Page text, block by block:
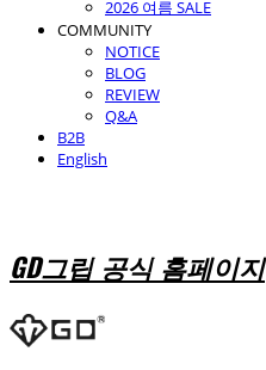
2026 여름 SALE
COMMUNITY
NOTICE
BLOG
REVIEW
Q&A
B2B
English
GD그립 공식 홈페이지